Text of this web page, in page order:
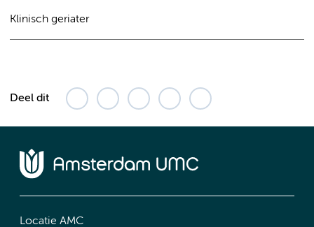
Klinisch geriater
Deel dit
Locatie AMC